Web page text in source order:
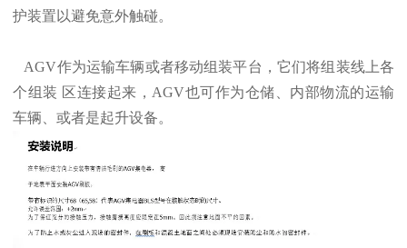
护装置以避免意外触碰。
AGV作为运输车辆或者移动组装平台，它们将组装线上各
个组装 区连接起来，AGV也可作为仓储、内部物流的运输
车辆、或者是起升设备。